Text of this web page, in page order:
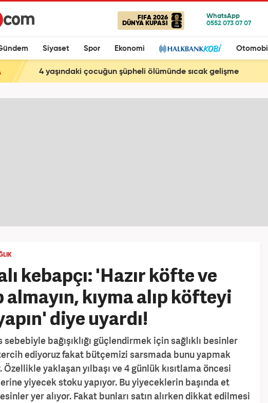
FIFA 2026
DÜNYA KUPASI
Siyaset Spor Ekonomi Otomobil
4 yaşındaki çocuğun şüpheli ölümünde sıcak gelişme
kebapçı: 'Hazır köfte ve
almayın, kıyma alıp köfteyi
diye uyardı!
sebebiyle bağışıklığı güçlendirmek için sağlıklı besinler
ediyoruz fakat bütçemizi sarsmada bunu yapmak
Özellikle yaklaşan yılbaşı ve 4 günlük kısıtlama öncesi
yiyecek stoku yapıyor. Bu yiyeceklerin başında et
yer alıyor. Fakat bunları satın alırken dikkat edilmesi